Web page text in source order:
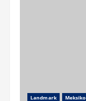
Landmark Meksiko